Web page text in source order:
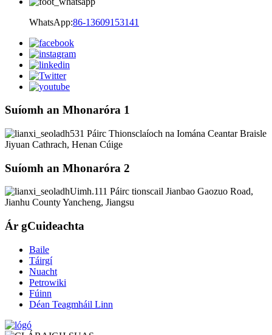
WhatsApp:86-13609153141
Suíomh an Mhonaróra 1
531 Páirc Thionsclaíoch na Iomána Ceantar Braisle
Jiyuan Cathrach, Henan Cúige
Suíomh an Mhonaróra 2
Uimh.111 Páirc tionscail Jianbao Gaozuo Road,
Jianhu County Yancheng, Jiangsu
Ár gCuideachta
Baile
Táirgí
Nuacht
Petrowiki
Fúinn
Déan Teagmháil Linn